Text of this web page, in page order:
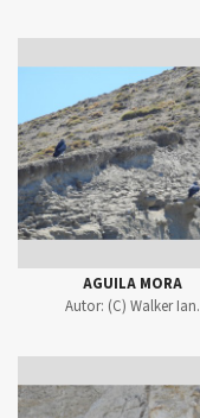
AGUILA MORA
Autor: (C) Walker Ian.